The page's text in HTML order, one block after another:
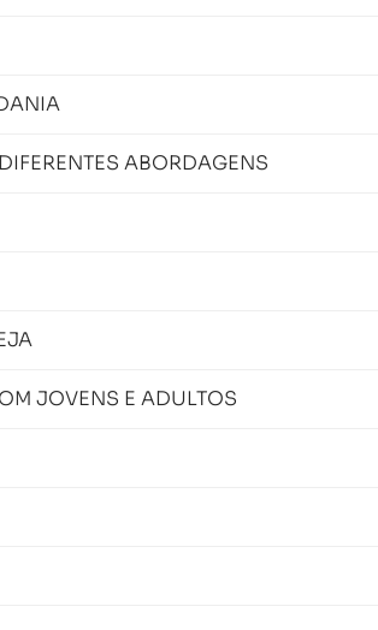
ABORDAGENS
JOVENS E ADULTOS